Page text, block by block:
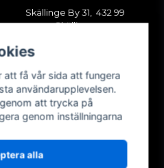
Skällinge By 31, 432 99
Skällinge
MITT KONTO
att få vår sida att fungera
användarupplevelsen.
att trycka på
genom inställningarna
alla